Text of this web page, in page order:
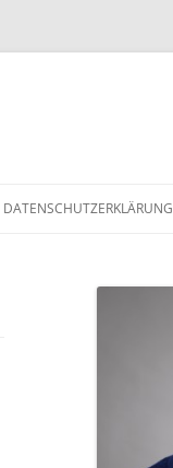
DATENSCHUTZERKLÄRUNG